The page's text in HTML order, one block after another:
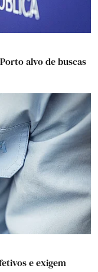
alvo de buscas
e exigem